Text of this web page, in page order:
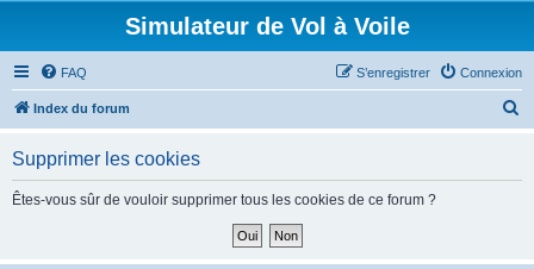
Simulateur de Vol à Voile
FAQ Connexion
S’enregistrer
Index du forum
Supprimer les cookies
Êtes-vous sûr de vouloir supprimer tous les cookies de ce forum ?